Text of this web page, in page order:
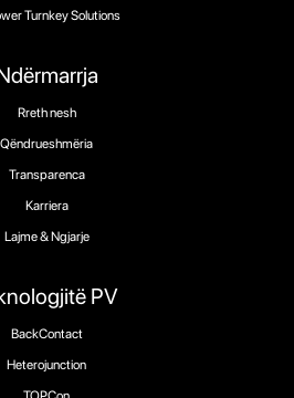
PV
BackContact
Heterojunction
Rreth nesh
Qëndrueshmëria
Transparenca
Karriera
Lajme & Ngjarje
Turnkey Solutions